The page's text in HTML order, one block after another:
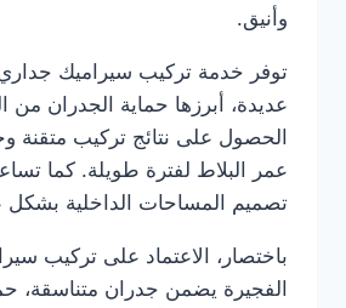
وأنيق.
توفر خدمة تركيب سيراميك جداري
عديدة، أبرزها حماية الجدران من
الحصول على نتائج تركيب متقنة
عمر البلاط لفترة طويلة. كما
تصميم المساحات الداخلية
باختصار، الاعتماد على تركيب
الفجيرة يضمن جدران متناسقة،